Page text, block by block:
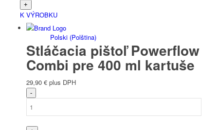
Polski(Polština)
K VÝROBKU
Stláčacia pištoľ Powerflow
Combi pre 400 ml kartuše
29,90 € plus DPH